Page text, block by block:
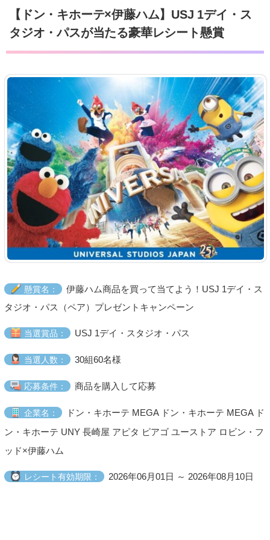
【ドン・キホーテ×伊藤ハム】USJ 1デイ・ス
タジオ・パスが当たる豪華レシート懸賞
懸賞名：
伊藤ハム商品を買って当てよう！USJ 1デイ・ス
タジオ・パス（ペア）プレゼントキャンペーン
当選賞品： USJ 1デイ・スタジオ・パス
当選人数： 30組60名様
応募条件： 商品を購入して応募
企業名：
ドン・キホーテ MEGA ドン・キホーテ MEGA ド
ン・キホーテ UNY 長崎屋 アピタ ピアゴ ユーストア ロビン・フ
ッド×伊藤ハム
レシート有効期限： 2026年06月01日 ～ 2026年08月10日